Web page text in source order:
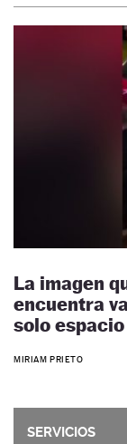
La imagen
encuentra
solo
MIRIAM PRIETO